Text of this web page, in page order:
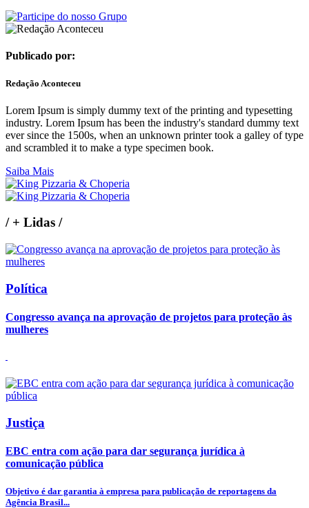
Publicado por:
Redação Aconteceu
Lorem Ipsum is simply dummy text of the printing and typesetting
industry. Lorem Ipsum has been the industry's standard dummy text
ever since the 1500s, when an unknown printer took a galley of type
and scrambled it to make a type specimen book.
Saiba Mais
/+ Lidas /
Política
Congresso avança na aprovação de projetos para proteção às
mulheres
Justiça
EBC entra com ação para dar segurança jurídica à
comunicação pública
Objetivo é dar garantia à empresa para publicação de reportagens da
Agência Brasil...